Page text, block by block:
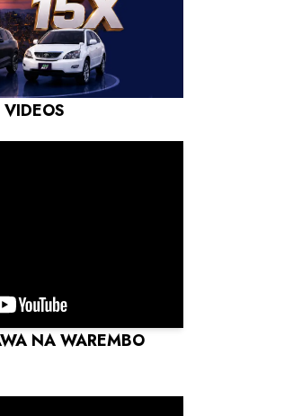
NA WAREMBO